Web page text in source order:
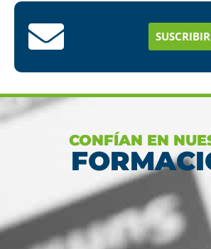
estudios en menos
CONFÍAN EN